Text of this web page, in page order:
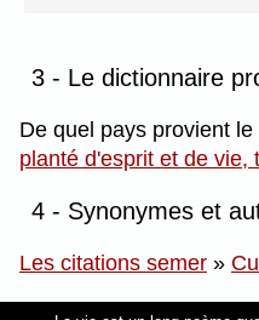
3 - Le dictionnaire
De quel pays provient
planté d'esprit et de vie,
4 - Synonymes et
Les citations semer »